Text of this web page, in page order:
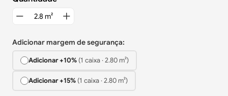
Adicionar margem de segurança:
Adicionar +10%(1 caixa·2.80m²)
Adicionar +15%(1 caixa·2.80m²)